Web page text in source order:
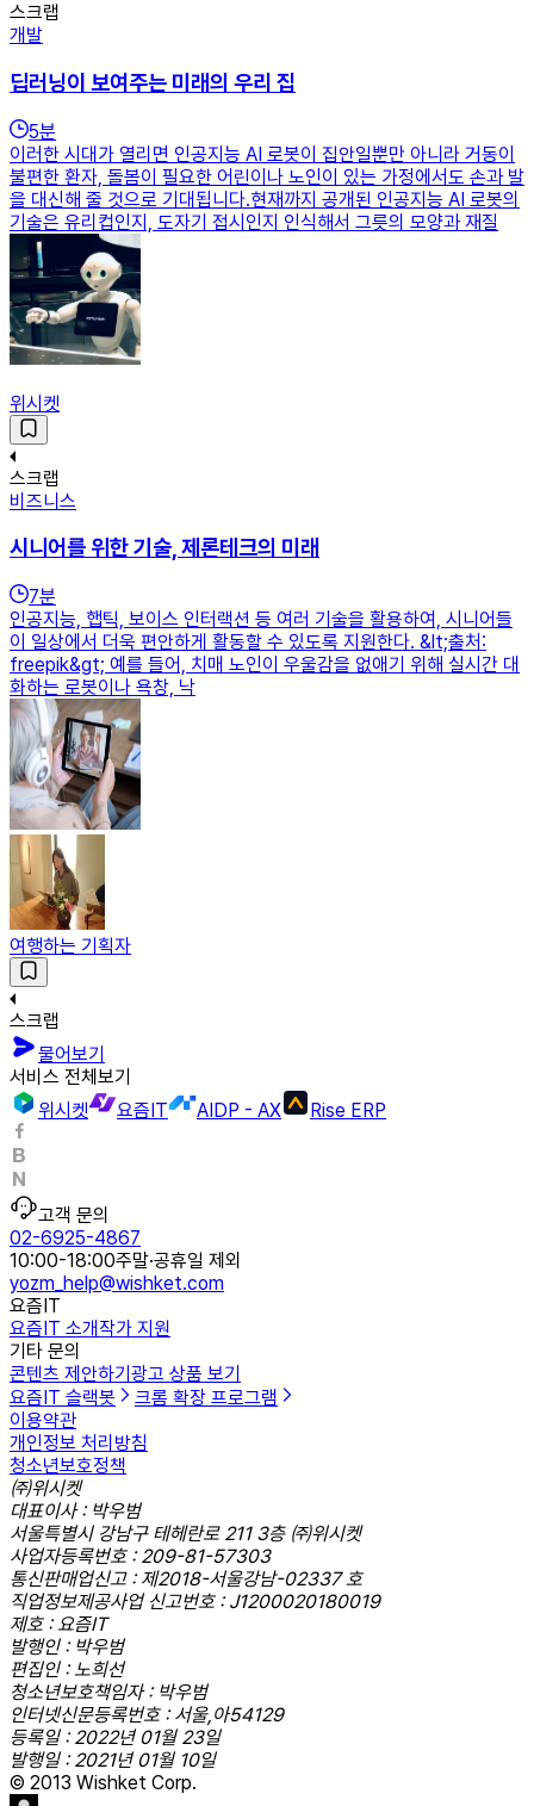
스크랩
개발
딥러닝이 보여주는 미래의 우리 집
5분
이러한 시대가 열리면 인공지능 AI 로봇이 집안일뿐만 아니라 거동이
불편한 환자, 돌봄이 필요한 어린이나 노인이 있는 가정에서도 손과 발
을 대신해 줄 것으로 기대됩니다.현재까지 공개된 인공지능 AI 로봇의
기술은 유리컵인지, 도자기 접시인지 인식해서 그릇의 모양과 재질
위시켓
스크랩
비즈니스
시니어를 위한 기술, 제론테크의 미래
7분
인공지능, 햅틱, 보이스 인터랙션 등 여러 기술을 활용하여, 시니어들
이 일상에서 더욱 편안하게 활동할 수 있도록 지원한다. &lt;출처:
freepik&gt; 예를 들어, 치매 노인이 우울감을 없애기 위해 실시간 대
화하는 로봇이나 욕창, 낙
여행하는 기획자
스크랩
물어보기
서비스 전체보기
위시켓
요즘IT AIDP - AX Rise ERP
고객 문의
02-6925-4867
10:00-18:00주말·공휴일 제외
yozm_help@wishket.com
요즘IT
요즘IT 소개작가 지원
기타 문의
콘텐츠 제안하기 광고 상품 보기
요즘IT 슬랙봇
크롬 확장 프로그램
이용약관
개인정보 처리방침
청소년보호정책
㈜위시켓
대표이사 : 박우범
서울특별시 강남구 테헤란로 211 3층 ㈜위시켓
사업자등록번호 : 209-81-57303
통신판매업신고 : 제2018-서울강남-02337 호
직업정보제공사업 신고번호 : J1200020180019
제호 : 요즘IT
발행인 : 박우범
편집인 : 노희선
청소년보호책임자 : 박우범
인터넷신문등록번호 : 서울,아54129
등록일 : 2022년 01월 23일
발행일 : 2021년 01월 10일
© 2013 Wishket Corp.